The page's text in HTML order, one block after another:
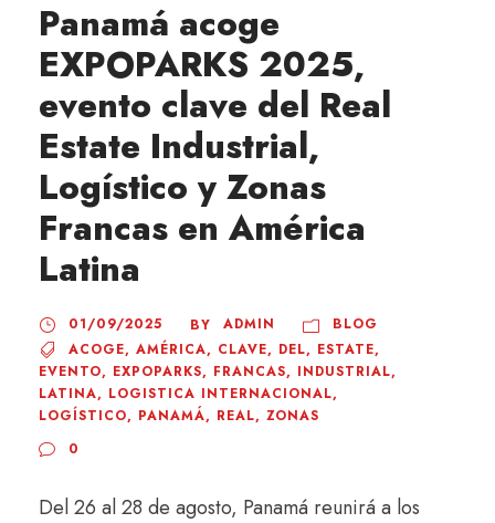
Panamá acoge
EXPOPARKS 2025,
evento clave del Real
Estate Industrial,
Logístico y Zonas
Francas en América
Latina
01/09/2025 BY ADMIN
BLOG
ACOGE, AMÉRICA, CLAVE, DEL, ESTATE,
EVENTO, EXPOPARKS, FRANCAS, INDUSTRIAL,
LATINA, LOGISTICA INTERNACIONAL,
LOGÍSTICO, PANAMÁ, REAL, ZONAS
0
Del 26 al 28 de agosto, Panamá reunirá a los